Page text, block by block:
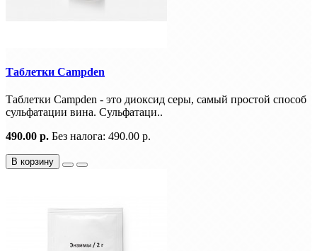
Таблетки Campden
Таблетки Campden - это диоксид серы, самый простой способ
сульфатации вина. Сульфатаци..
490.00 р. Без налога: 490.00 р.
В корзину